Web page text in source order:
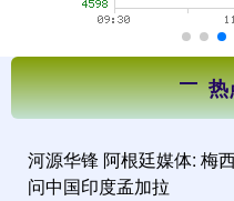
热
河源华锋 阿根廷媒体: 梅
问中国印度孟加拉